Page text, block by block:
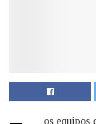
os equipos